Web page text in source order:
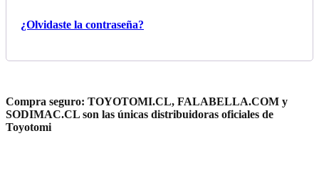
¿Olvidaste la contraseña?
Compra seguro: TOYOTOMI.CL, FALABELLA.COM y
SODIMAC.CL son las únicas distribuidoras oficiales de
Toyotomi